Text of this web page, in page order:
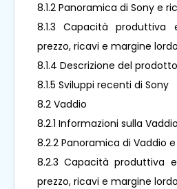
8.1.2 Panoramica di Sony e
8.1.3 Capacità
prezzo, ricavi e margine
8.1.4 Descrizione del
8.1.5 Sviluppi recenti di Sony
8.2 Vaddio
8.2.1 Informazioni sulla
8.2.2 Panoramica di Vaddio
8.2.3 Capacità produttiva
prezzo, ricavi e margine